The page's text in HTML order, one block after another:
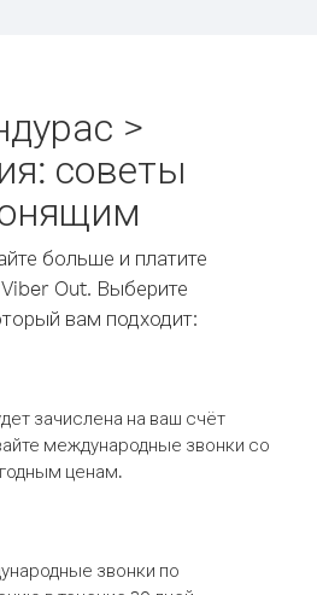
>
советы
больше и платите
Out. Выберите
вам подходит:
зачислена на ваш счёт
международные звонки со
ценам.
звонки по